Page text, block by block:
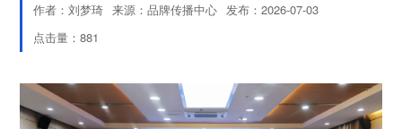
作者：刘梦琦 来源：品牌传播中心 发布：2026-07-03
点击量： 881